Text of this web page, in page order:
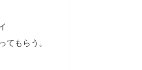
てもらう。